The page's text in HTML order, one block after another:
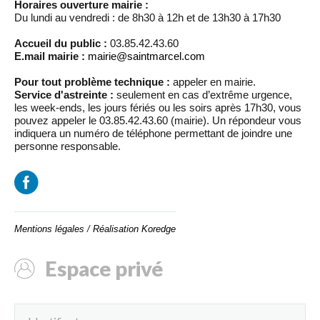
Horaires ouverture mairie :
Du lundi au vendredi : de 8h30 à 12h et de 13h30 à 17h30
Accueil du public : 03.85.42.43.60
E.mail mairie : mairie@saintmarcel.com
Pour tout problème technique : appeler en mairie.
Service d'astreinte : seulement en cas d’extrême urgence,
les week-ends, les jours fériés ou les soirs après 17h30, vous
pouvez appeler le 03.85.42.43.60 (mairie). Un répondeur vous
indiquera un numéro de téléphone permettant de joindre une
personne responsable.
Mentions légales / Réalisation Koredge
Espace privé